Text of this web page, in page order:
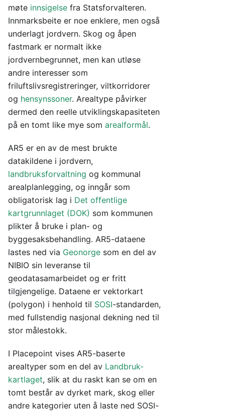
møte innsigelse fra Statsforvalteren.
Innmarksbeite er noe enklere, men også
underlagt jordvern. Skog og åpen
fastmark er normalt ikke
jordvernbegrunnet, men kan utløse
andre interesser som
friluftslivsregistreringer, viltkorridorer
og hensynssoner. Arealtype påvirker
dermed den reelle utviklingskapasiteten
på en tomt like mye som arealformål.
AR5 er en av de mest brukte
datakildene i jordvern,
landbruksforvaltning og kommunal
arealplanlegging, og inngår som
obligatorisk lag i Det offentlige
kartgrunnlaget (DOK) som kommunen
plikter å bruke i plan- og
byggesaksbehandling. AR5-dataene
lastes ned via Geonorge som en del av
NIBIO sin leveranse til
geodatasamarbeidet og er fritt
tilgjengelige. Dataene er vektorkart
(polygon) i henhold til SOSI-standarden,
med fullstendig nasjonal dekning ned til
stor målestokk.
I Placepoint vises AR5-baserte
arealtyper som en del av Landbruk-
kartlaget, slik at du raskt kan se om en
tomt består av dyrket mark, skog eller
andre kategorier uten å laste ned SOSI-